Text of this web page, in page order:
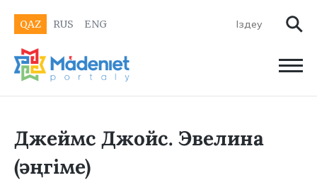
QAZ RUS ENG
Джеймс Джойс. Эвелина
(әңгіме)